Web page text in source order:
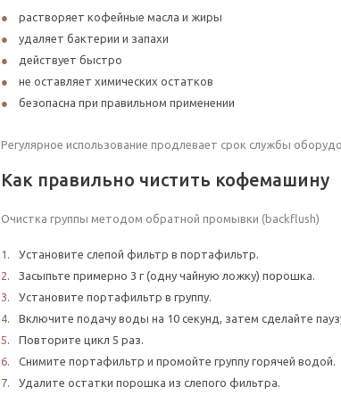
растворяет кофейные масла и жиры
удаляет бактерии и запахи
действует быстро
не оставляет химических остатков
безопасна при правильном применении
Регулярное использование продлевает срок службы
Как правильно чистить кофемашину
Очистка группы методом обратной промывки (backflush)
Установите слепой фильтр в портафильтр.
Засыпьте примерно 3 г (одну чайную ложку) порошка.
Установите портафильтр в группу.
Включите подачу воды на 10 секунд, затем сделайте
Повторите цикл 5 раз.
Снимите портафильтр и промойте группу горячей водой.
Удалите остатки порошка из слепого фильтра.